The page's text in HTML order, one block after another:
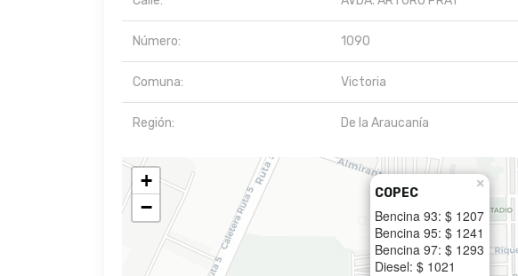
Número: 1090
Comuna: Victoria
Región: De la Araucanía
COPEC
Bencina 93: $ 1207
Bencina 95: $ 1241
Bencina 97: $ 1293
Diesel: $ 1021
×
+
−